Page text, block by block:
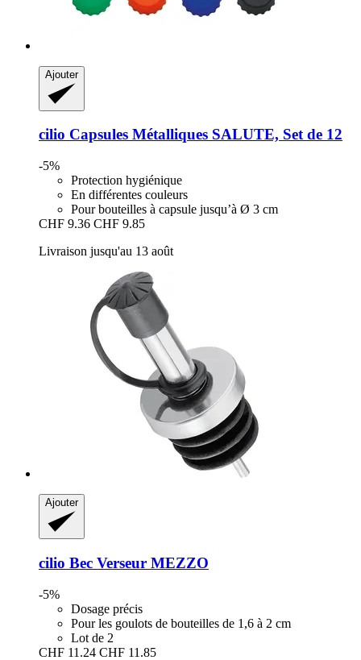
Ajouter
cilio Capsules Métalliques SALUTE, Set de 12
-5%
Protection hygiénique
En différentes couleurs
Pour bouteilles à capsule jusqu’à Ø 3 cm
CHF 9.36 CHF 9.85
Livraison jusqu'au 13 août
Ajouter
cilio Bec Verseur MEZZO
-5%
Dosage précis
Pour les goulots de bouteilles de 1,6 à 2 cm
Lot de 2
CHF 11.24 CHF 11.85